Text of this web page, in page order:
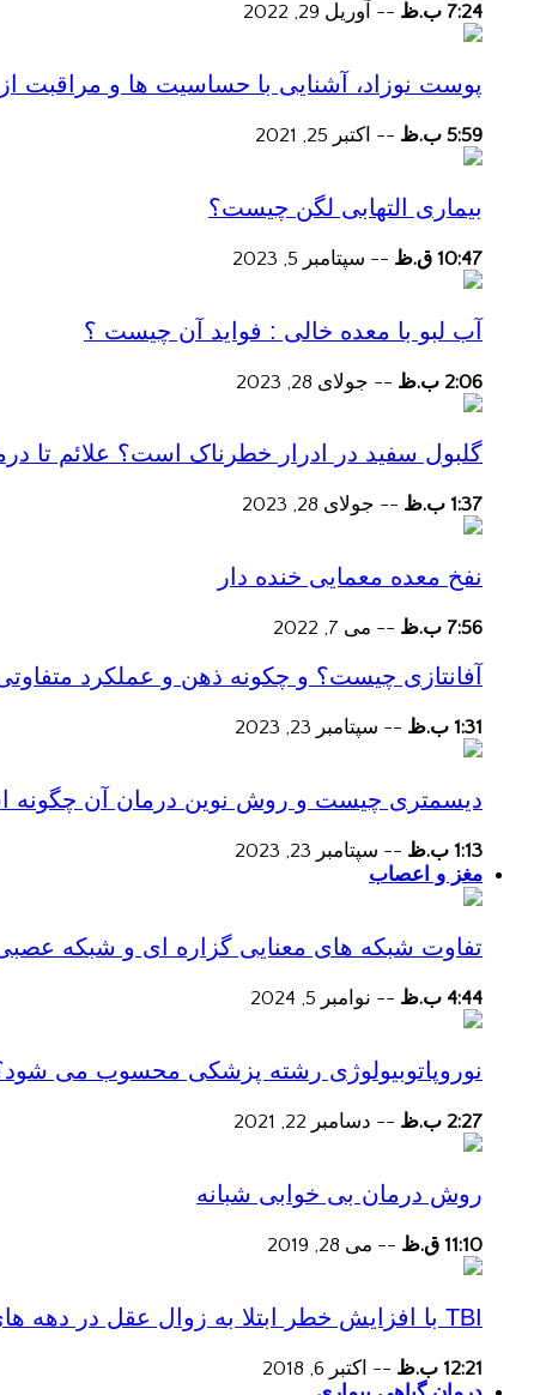
7:24 ب.ظ -- آوریل 29, 2022
پوست نوزاد، آشنایی با حساسیت ها و مراقبت
5:59 ب.ظ -- اکتبر 25, 2021
بیماری التهابی لگن چیست؟
10:47 ق.ظ -- سپتامبر 5, 2023
آب لبو با معده خالی : فواید آن چیست ؟
2:06 ب.ظ -- جولای 28, 2023
گلبول سفید در ادرار خطرناک است؟ علائم تا
1:37 ب.ظ -- جولای 28, 2023
نفخ معده معمایی خنده دار
7:56 ب.ظ -- می 7, 2022
آفانتازی چیست؟ و چکونه ذهن و عملکرد
1:31 ب.ظ -- سپتامبر 23, 2023
دیسمتری چیست و روش نوین درمان آن چگونه
1:13 ب.ظ -- سپتامبر 23, 2023
مغز و اعصاب
تفاوت شبکه های معنایی گزاره ای و شبکه
4:44 ب.ظ -- نوامبر 5, 2024
نوروپاتوبیولوژی رشته پزشکی محسوب می
2:27 ب.ظ -- دسامبر 22, 2021
روش درمان بی خوابی شبانه
11:10 ق.ظ -- می 28, 2019
TBI با افزایش خطر ابتلا به زوال عقل در دهه های پس از آسیب همراه است
12:21 ب.ظ -- اکتبر 6, 2018